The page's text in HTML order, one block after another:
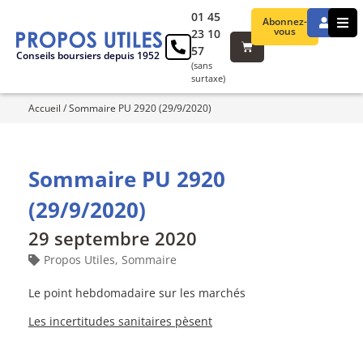
Conseils boursiers depuis 1952
Abonnez-
vous
01 45
23 10
57
(sans
surtaxe)
Accueil /Sommaire PU 2920 (29/9/2020)
Sommaire PU 2920
(29/9/2020)
29 septembre 2020
Propos Utiles, Sommaire
Le point hebdomadaire sur les marchés
Les incertitudes sanitaires pèsent